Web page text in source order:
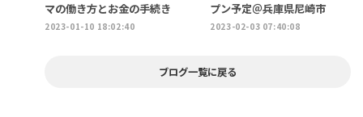
マの働き方とお金の手続き
2023-01-10 18:02:40
プン予定＠兵庫県尼崎市
2023-02-03 07:40:08
ブログ一覧に戻る